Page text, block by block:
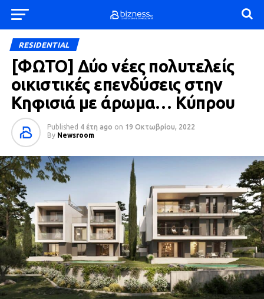
RESIDENTIAL
[ΦΩΤΟ] Δύο νέες πολυτελείς
οικιστικές επενδύσεις στην
Κηφισιά με άρωμα… Κύπρου
Published 4 έτη ago on 19 Οκτωβρίου, 2022
By Newsroom